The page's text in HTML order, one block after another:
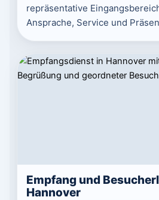
repräsentative
Ansprache, Service und
Empfang und
Hannover